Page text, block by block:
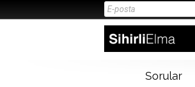
Sorular